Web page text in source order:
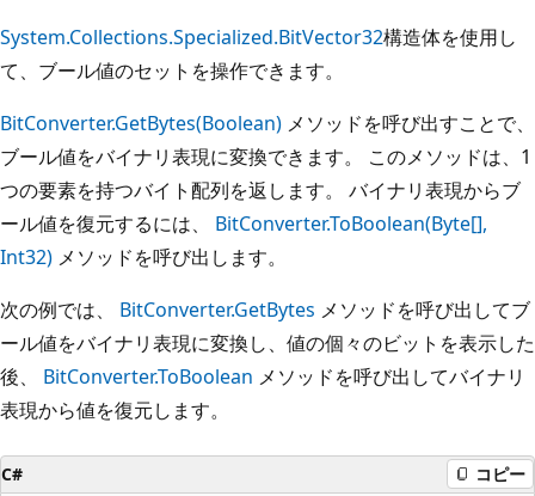
System.Collections.Specialized.BitVector32構造体を使用し
て、ブール値のセットを操作できます。
BitConverter.GetBytes(Boolean) メソッドを呼び出すことで、
ブール値をバイナリ表現に変換できます。 このメソッドは、1
つの要素を持つバイト配列を返します。 バイナリ表現からブ
ール値を復元するには、 BitConverter.ToBoolean(Byte[],
Int32) メソッドを呼び出します。
次の例では、 BitConverter.GetBytes メソッドを呼び出してブ
ール値をバイナリ表現に変換し、値の個々のビットを表示した
後、 BitConverter.ToBoolean メソッドを呼び出してバイナリ
表現から値を復元します。
C# コピー